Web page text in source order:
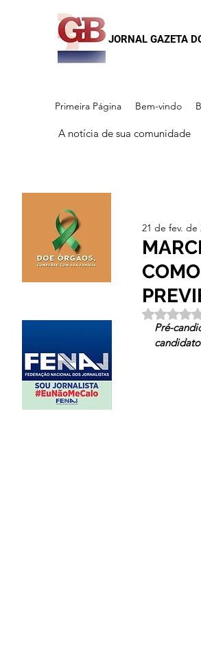
JORNAL GAZETA
Primeira Página Bem-vindo
A notícia de sua comunidade
21 de fev. de
Pré-